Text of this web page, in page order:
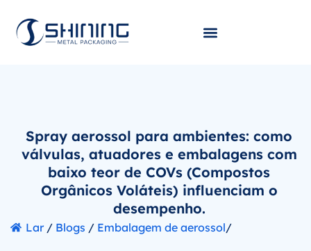
Spray aerossol para ambientes: como
válvulas, atuadores e embalagens com
baixo teor de COVs (Compostos
Orgânicos Voláteis) influenciam o
desempenho.
Lar/ Blogs / Embalagem de aerossol/